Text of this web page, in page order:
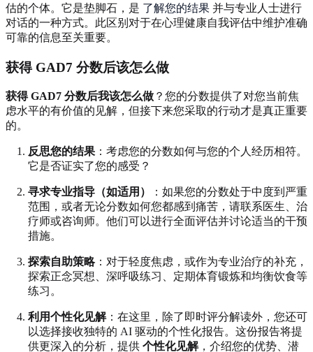
估的个体。它是垫脚石，是 了解您的结果 并与专业人士进行
对话的一种方式。此区别对于在心理健康自我评估中维护准确
可靠的信息至关重要。
获得 GAD7 分数后该怎么做
获得 GAD7 分数后我该怎么做 ？您的分数提供了对您当前焦
虑水平的有价值的见解，但接下来您采取的行动才是真正重要
的。
反思您的结果 ：考虑您的分数如何与您的个人经历相符。
它是否证实了您的感受？
寻求专业指导（如适用）
：如果您的分数处于中度到严重
范围，或者无论分数如何您都感到痛苦，请联系医生、治
疗师或咨询师。他们可以进行全面评估并讨论适当的干预
措施。
探索自助策略：对于轻度焦虑，或作为专业治疗的补充，
探索正念冥想、深呼吸练习、定期体育锻炼和均衡饮食等
练习。
利用个性化见解：在这里，除了即时评分解读外，您还可
以选择接收独特的 AI 驱动的个性化报告。这份报告将提
供更深入的分析，提供 个性化见解，介绍您的优势、潜